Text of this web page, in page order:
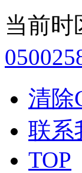
当前时
清除
联系
TOP